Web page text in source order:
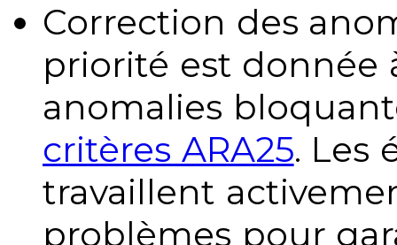
Correction des
priorité est donnée
anomalies
critères ARA25. Les
travaillent
problèmes pour